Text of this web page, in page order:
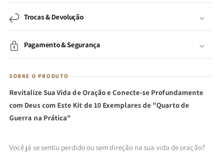
Trocas & Devolução
Pagamento & Segurança
SOBRE O PRODUTO
Revitalize Sua Vida de Oração e Conecte-se Profundamente
com Deus com Este Kit de 10 Exemplares de "Quarto de
Guerra na Prática"
Você já se sentiu perdido ou sem direção na sua vida de oração?